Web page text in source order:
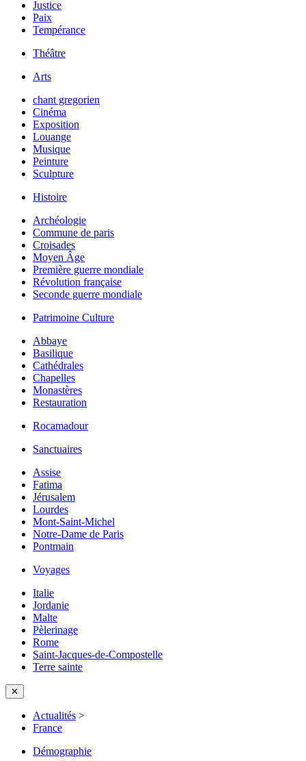
Justice
Paix
Tempérance
Théâtre
Arts
chant gregorien
Cinéma
Exposition
Louange
Musique
Peinture
Sculpture
Histoire
Archéologie
Commune de paris
Croisades
Moyen Âge
Première guerre mondiale
Révolution française
Seconde guerre mondiale
Patrimoine Culture
Abbaye
Basilique
Cathédrales
Chapelles
Monastères
Restauration
Rocamadour
Sanctuaires
Assise
Fatima
Jérusalem
Lourdes
Mont-Saint-Michel
Notre-Dame de Paris
Pontmain
Voyages
Italie
Jordanie
Malte
Pèlerinage
Rome
Saint-Jacques-de-Compostelle
Terre sainte
✕
Actualités >
France
Démographie